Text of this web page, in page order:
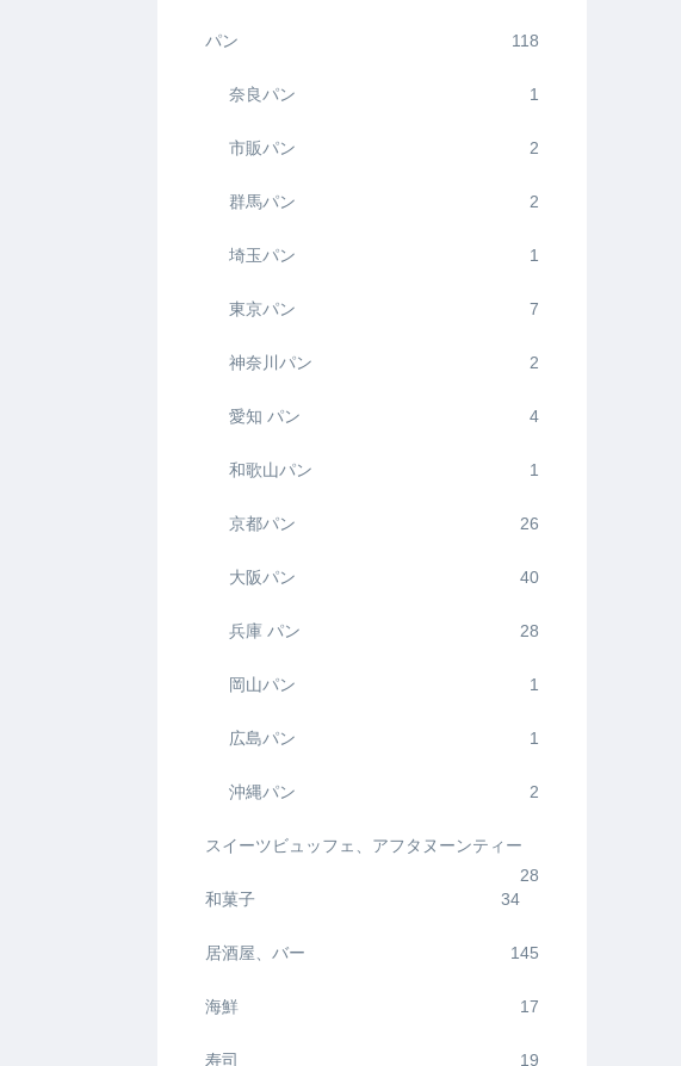
パン 118
奈良パン 1
市販パン 2
群馬パン 2
埼玉パン 1
東京パン 7
神奈川パン 2
愛知 パン 4
和歌山パン 1
京都パン 26
大阪パン 40
兵庫 パン 28
岡山パン 1
広島パン 1
沖縄パン 2
スイーツビュッフェ、アフタヌーンティー
28
和菓子
34
居酒屋、バー 145
海鮮 17
寿司 19